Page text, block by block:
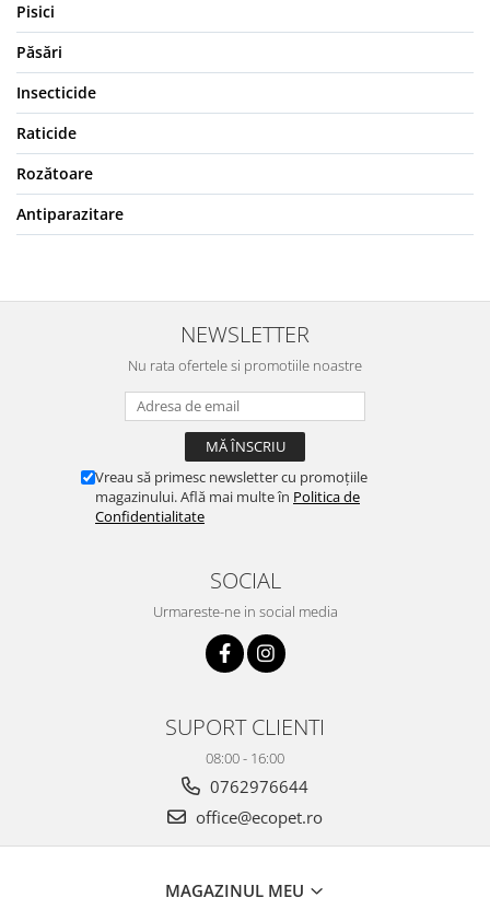
Pisici
Păsări
Insecticide
Raticide
Rozătoare
Antiparazitare
NEWSLETTER
Nu rata ofertele si promotiile noastre
Vreau să primesc newsletter cu promoțiile
magazinului. Află mai multe în Politica de
Confidentialitate
SOCIAL
Urmareste-ne in social media
SUPORT CLIENTI
08:00 - 16:00
0762976644
office@ecopet.ro
MAGAZINUL MEU